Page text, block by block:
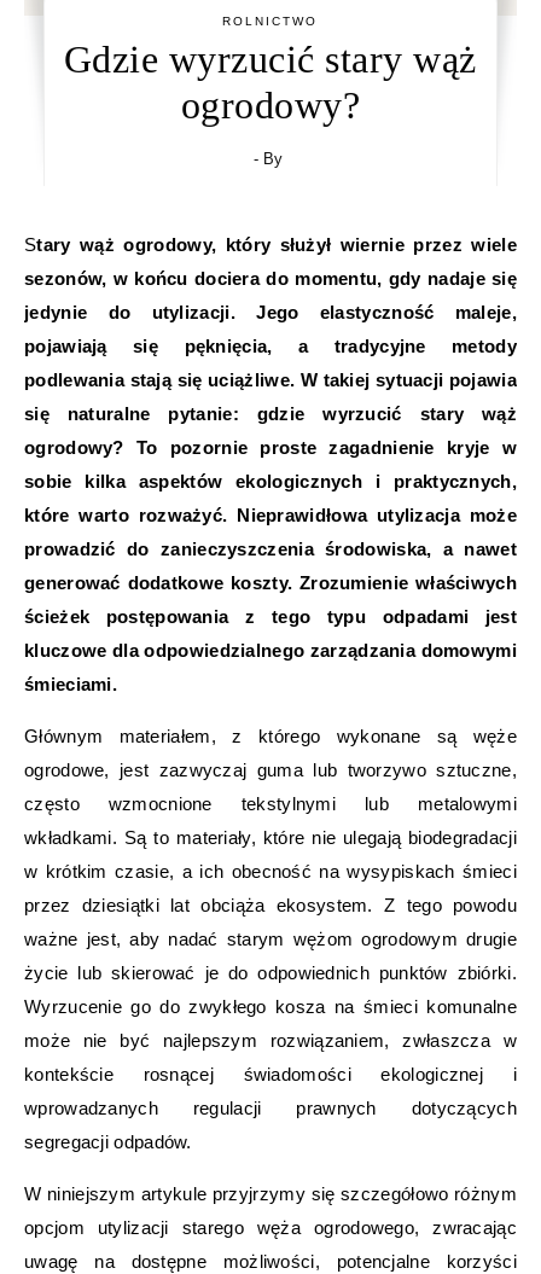
ROLNICTWO
Gdzie wyrzucić stary wąż
ogrodowy?
- By
Stary wąż ogrodowy, który służył wiernie przez wiele
sezonów, w końcu dociera do momentu, gdy nadaje się
jedynie do utylizacji. Jego elastyczność maleje,
pojawiają się pęknięcia, a tradycyjne metody
podlewania stają się uciążliwe. W takiej sytuacji pojawia
się naturalne pytanie: gdzie wyrzucić stary wąż
ogrodowy? To pozornie proste zagadnienie kryje w
sobie kilka aspektów ekologicznych i praktycznych,
które warto rozważyć. Nieprawidłowa utylizacja może
prowadzić do zanieczyszczenia środowiska, a nawet
generować dodatkowe koszty. Zrozumienie właściwych
ścieżek postępowania z tego typu odpadami jest
kluczowe dla odpowiedzialnego zarządzania domowymi
śmieciami.
Głównym materiałem, z którego wykonane są węże
ogrodowe, jest zazwyczaj guma lub tworzywo sztuczne,
często wzmocnione tekstylnymi lub metalowymi
wkładkami. Są to materiały, które nie ulegają biodegradacji
w krótkim czasie, a ich obecność na wysypiskach śmieci
przez dziesiątki lat obciąża ekosystem. Z tego powodu
ważne jest, aby nadać starym wężom ogrodowym drugie
życie lub skierować je do odpowiednich punktów zbiórki.
Wyrzucenie go do zwykłego kosza na śmieci komunalne
może nie być najlepszym rozwiązaniem, zwłaszcza w
kontekście rosnącej świadomości ekologicznej i
wprowadzanych regulacji prawnych dotyczących
segregacji odpadów.
W niniejszym artykule przyjrzymy się szczegółowo różnym
opcjom utylizacji starego węża ogrodowego, zwracając
uwagę na dostępne możliwości, potencjalne korzyści